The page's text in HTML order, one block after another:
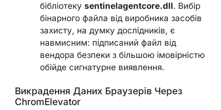
бібліотеку sentinelagentcore.dll. Вибір
бінарного файла від виробника засобів
захисту, на думку дослідників, є
навмисним: підписаний файл від
вендора безпеки з більшою імовірністю
обійде сигнатурне виявлення.
Викрадення Даних Браузерів Через
ChromElevator